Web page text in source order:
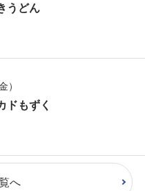
うどん
）
ドもずく
へ